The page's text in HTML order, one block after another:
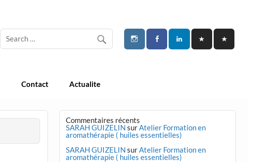
Contact Actualite
Commentaires récents
SARAH GUIZELIN surAtelier Formation en
aromathérapie ( huiles essentielles)
SARAH GUIZELIN surAtelier Formation en
aromathérapie ( huiles essentielles)